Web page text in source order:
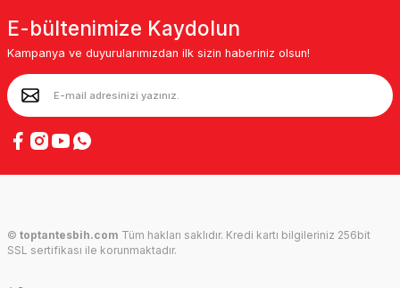
E-bültenimize Kaydolun
Kampanya ve duyurularımızdan ilk sizin haberiniz olsun!
© toptantesbih.com Tüm hakları saklıdır. Kredi kartı bilgileriniz 256bit
SSL sertifikası ile korunmaktadır.